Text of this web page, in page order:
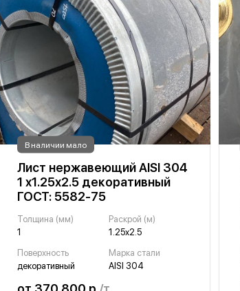
В наличии мало
Лист нержавеющий AISI 304
1 х1.25х2.5 декоративный
ГОСТ: 5582-75
Толщина (мм)
1
Раскрой (м)
1.25х2.5
Поверхность
декоративный
Марка стали
AISI 304